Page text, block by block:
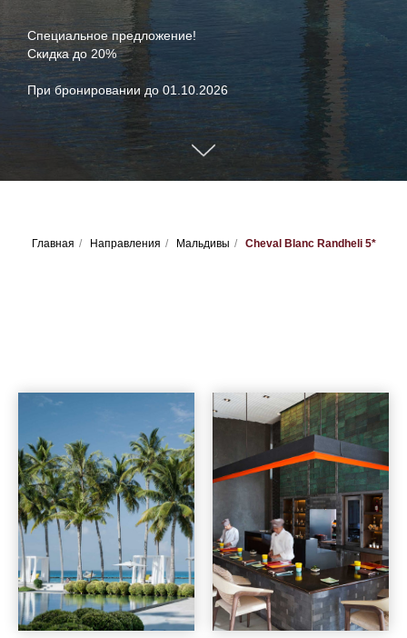
Специальное предложение!
Скидка до 20%
При бронировании до 01.10.2026
Главная / Направления / Мальдивы / Cheval Blanc Randheli 5*